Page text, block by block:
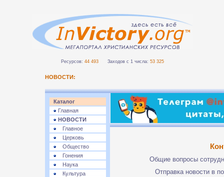
Ресурсов: 44 493 Заходов с 1 числа: 53 325
НОВОСТИ:
Каталог
Главная
НОВОСТИ
Главное
Церковь
Общество
Гонения
Наука
Культура
Общие вопросы
Отправка новости в